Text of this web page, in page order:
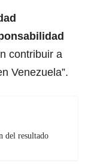
contribuir a
Venezuela”.
del resultado